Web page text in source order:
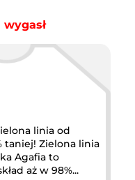
wygasł
linia od
Agafia to
produkty, których skład aż w 98%...